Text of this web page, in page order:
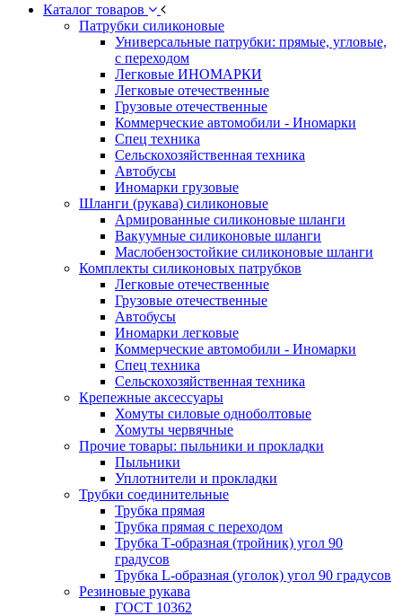
Каталог товаров
Патрубки силиконовые
Универсальные патрубки: прямые, угловые,
с переходом
Легковые ИНОМАРКИ
Легковые отечественные
Грузовые отечественные
Коммерческие автомобили - Иномарки
Спец техника
Сельскохозяйственная техника
Автобусы
Иномарки грузовые
Шланги (рукава) силиконовые
Армированные силиконовые шланги
Вакуумные силиконовые шланги
Маслобензостойкие силиконовые шланги
Комплекты силиконовых патрубков
Легковые отечественные
Грузовые отечественные
Автобусы
Иномарки легковые
Коммерческие автомобили - Иномарки
Спец техника
Сельскохозяйственная техника
Крепежные аксессуары
Хомуты силовые одноболтовые
Хомуты червячные
Прочие товары: пыльники и прокладки
Пыльники
Уплотнители и прокладки
Трубки соединительные
Трубка прямая
Трубка прямая с переходом
Трубка Т-образная (тройник) угол 90
градусов
Трубка L-образная (уголок) угол 90 градусов
Резиновые рукава
ГОСТ 10362